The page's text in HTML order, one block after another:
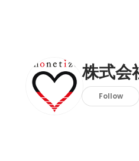
株式会
Follow